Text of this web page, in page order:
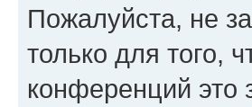
Пожалуйста, не
только для того,
конференций это